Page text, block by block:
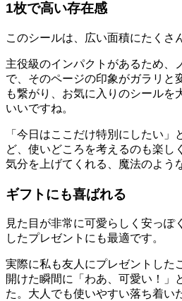
1枚で高い存在感
このシールは、広い面積にたくさ
主役級のインパクトがあるため、
で、そのページの印象がガラリと
も繋がり、お気に入りのシールを
いいですね。
「今日はここだけ特別にしたい」
ど、使いどころを考えるのも楽し
気分を上げてくれる、魔法のよう
ギフトにも喜ばれる
見た目が非常に可愛らしく安っぽ
したプレゼントにも最適です。
実際に私も友人にプレゼントした
開けた瞬間に「わあ、可愛い！」
た。大人でも使いやすい落ち着い